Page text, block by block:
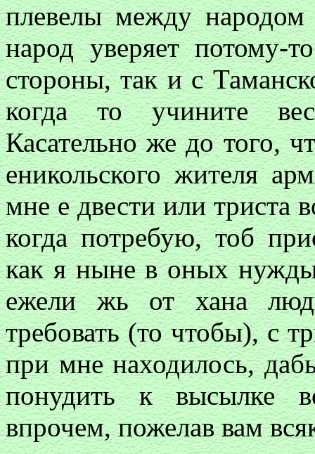
плевелы между
народ уверяет потому-
стороны, так и с
когда то учините
Касательно же до того,
еникольского жителя
мне е двести или триста
когда потребую, тоб
как я ныне в оных
ежели жь от хана
требовать (то чтобы), с
при мне находилось,
понудить к высылке
впрочем, пожелав вам